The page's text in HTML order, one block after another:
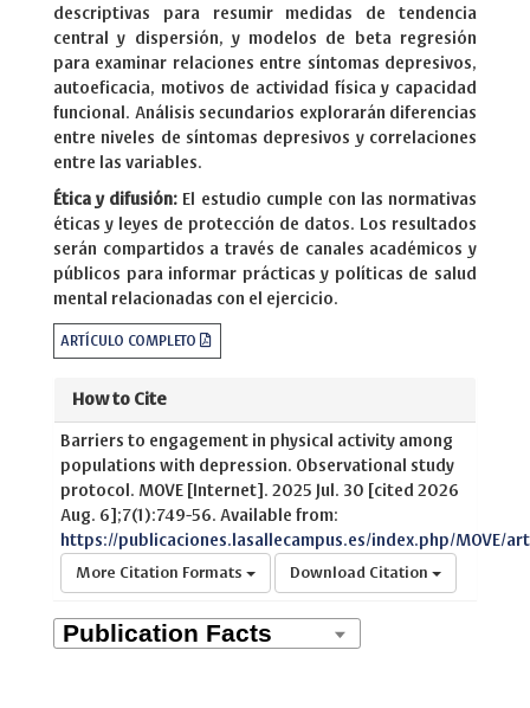
descriptivas para resumir medidas de tendencia
central y dispersión, y modelos de beta regresión
para examinar relaciones entre síntomas depresivos,
autoeficacia, motivos de actividad física y capacidad
funcional. Análisis secundarios explorarán diferencias
entre niveles de síntomas depresivos y correlaciones
entre las variables.
Ética y difusión: El estudio cumple con las normativas
éticas y leyes de protección de datos. Los resultados
serán compartidos a través de canales académicos y
públicos para informar prácticas y políticas de salud
mental relacionadas con el ejercicio.
ARTÍCULO COMPLETO
How to Cite
Barriers to engagement in physical activity among
populations with depression. Observational study
protocol. MOVE [Internet]. 2025 Jul. 30 [cited 2026
Aug. 6];7(1):749-56. Available from:
https://publicaciones.lasallecampus.es/index.php/MOVE/
More Citation Formats Download Citation